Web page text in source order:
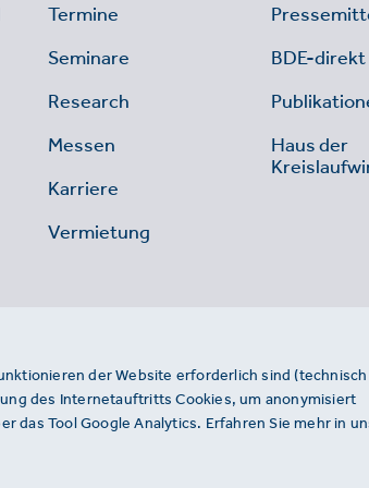
Termine
Seminare
Research
Messen
Karriere
Vermietung
BDE-direkt
Haus der
der Website erforderlich sind
des Internetauftritts Cookies, um anonymisiert
das Tool Google Analytics. Erfahren Sie mehr in